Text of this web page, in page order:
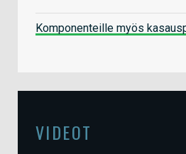
Komponenteille myös
VIDEOT